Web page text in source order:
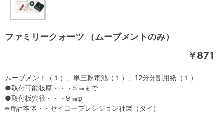
ファミリークォーツ （ムーブメントのみ）
￥871
ムーブメント（１）、単三乾電池（１）、12分分割用紙（１）
●取付可能板厚・・・5㎜まで
●取付板穴径・・・9㎜φ
※時計本体・・セイコープレシジョン社製（タイ）